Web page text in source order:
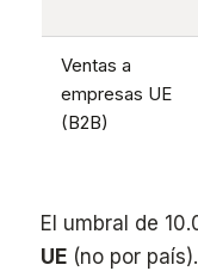
Ventas a
empresas UE
(B2B)
El umbral de
UE (no por